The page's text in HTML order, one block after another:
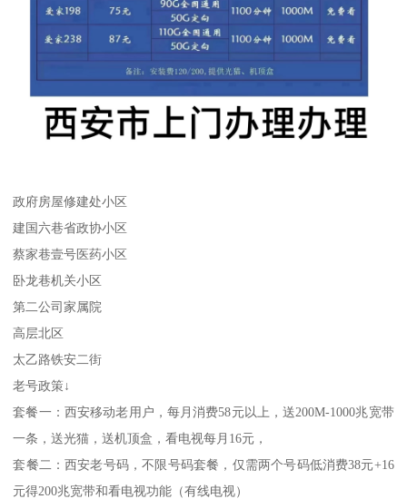
政府房屋修建处小区
建国六巷省政协小区
蔡家巷壹号医药小区
卧龙巷机关小区
第二公司家属院
高层北区
太乙路铁安二街
老号政策↓
套餐一：西安移动老用户，每月消费58元以上，送200M-1000兆宽带
一条，送光猫，送机顶盒，看电视每月16元，
套餐二：西安老号码，不限号码套餐，仅需两个号码低消费38元+16
元得200兆宽带和看电视功能（有线电视）